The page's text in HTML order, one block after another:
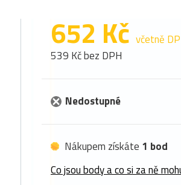
652 Kč včetně
539 Kč bez DPH
Nedostupné
Nákupem získáte 1 bod
Co jsou body a co si za ně